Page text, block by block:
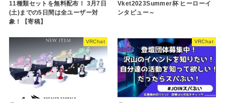
11種類セットを無料配布！ 3月7日
(土)までの5日間は全ユーザー対
象！【寄稿】
Vket2023Summer杯 ヒーローイ
ンタビュー～
VRChat VRChat